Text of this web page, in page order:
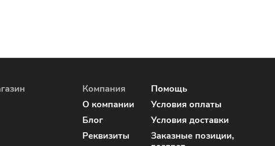
Компания
О компании
Блог
Реквизиты
Помощь
Условия оплаты
Условия доставки
Заказные позиции,